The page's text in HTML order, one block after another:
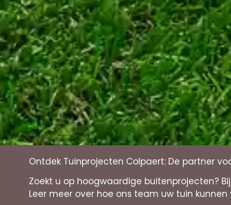
Ontdek Tuinprojecten Colpaert: De partner
Zoekt u op hoogwaardige buitenprojecten?
Leer meer over hoe ons team uw tuin kunnen